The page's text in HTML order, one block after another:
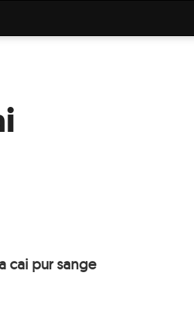
cai pur sange